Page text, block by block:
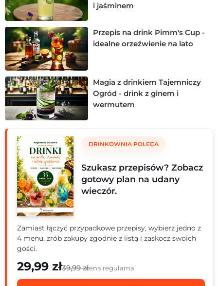
i jaśminem
Przepis na drink Pimm's Cup -
idealne orzeźwienie na lato
Magia z drinkiem Tajemniczy
Ogród - drink z ginem i
wermutem
DRINKOWNIA POLECA
Szukasz przepisów? Zobacz
gotowy plan na udany
wieczór.
Zamiast łączyć przypadkowe przepisy, wybierz jedno z
4 menu, zrób zakupy zgodnie z listą i zaskocz swoich
gości.
29,99 zł39,99 złcena regularna